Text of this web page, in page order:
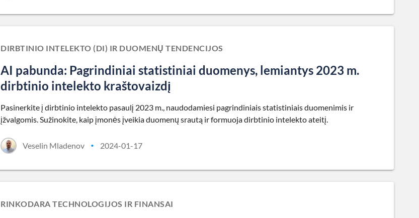
DIRBTINIO INTELEKTO (DI) IR DUOMENŲ TENDENCIJOS
AI pabunda: Pagrindiniai statistiniai duomenys, lemiantys 2023 m.
dirbtinio intelekto kraštovaizdį
Pasinerkite į dirbtinio intelekto pasaulį 2023 m., naudodamiesi pagrindiniais statistiniais duomenimis ir
įžvalgomis. Sužinokite, kaip įmonės įveikia duomenų srautą ir formuoja dirbtinio intelekto ateitį.
Veselin Mladenov • 2024-01-17
RINKODARA TECHNOLOGIJOS IR FINANSAI